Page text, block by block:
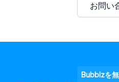
お問い
Bubblzを